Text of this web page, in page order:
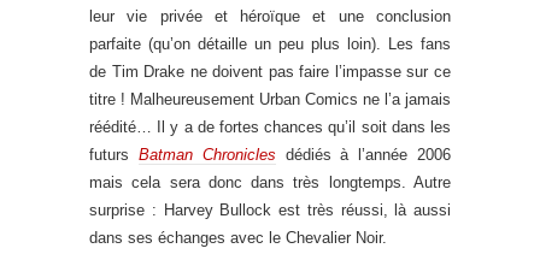
leur vie privée et héroïque et une conclusion
parfaite (qu’on détaille un peu plus loin). Les fans
de Tim Drake ne doivent pas faire l’impasse sur ce
titre ! Malheureusement Urban Comics ne l’a jamais
réédité… Il y a de fortes chances qu’il soit dans les
futurs Batman Chronicles dédiés à l’année 2006
mais cela sera donc dans très longtemps. Autre
surprise : Harvey Bullock est très réussi, là aussi
dans ses échanges avec le Chevalier Noir.